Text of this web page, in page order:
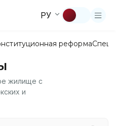
РУ
реформа
жилище с
и